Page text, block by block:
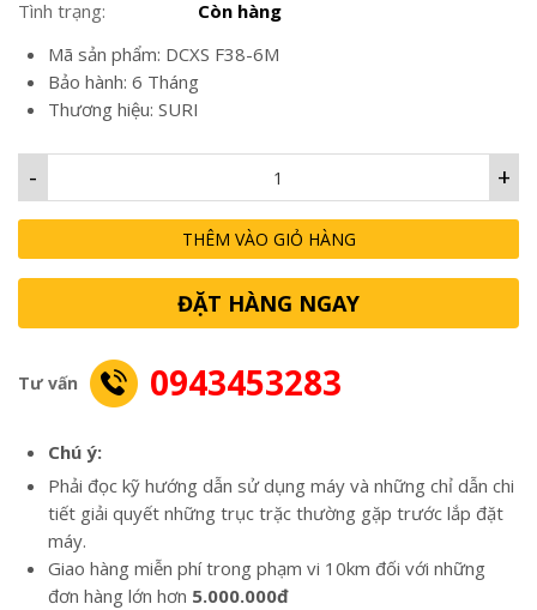
là:
1,620,000₫.
Tình trạng:
Còn hàng
Mã sản phẩm: DCXS F38-6M
Bảo hành: 6 Tháng
Thương hiệu: SURI
+
-
THÊM VÀO GIỎ HÀNG
ĐẶT HÀNG NGAY
Tư vấn 0943453283
Chú ý:
Phải đọc kỹ hướng dẫn sử dụng máy và những chỉ dẫn chi
tiết giải quyết những trục trặc thường gặp trước lắp đặt
máy.
Giao hàng miễn phí trong phạm vi 10km đối với những
đơn hàng lớn hơn 5.000.000đ